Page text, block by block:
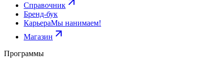
Справочник
Бренд-бук
КарьераМы нанимаем!
Магазин
Программы